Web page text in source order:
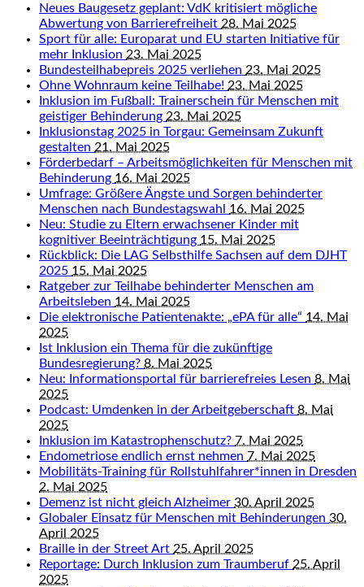
Neues Baugesetz geplant: VdK kritisiert mögliche
Abwertung von Barrierefreiheit 28. Mai 2025
Sport für alle: Europarat und EU starten Initiative für
mehr Inklusion 23. Mai 2025
Bundesteilhabepreis 2025 verliehen 23. Mai 2025
Ohne Wohnraum keine Teilhabe! 23. Mai 2025
Inklusion im Fußball: Trainerschein für Menschen mit
geistiger Behinderung 23. Mai 2025
Inklusionstag 2025 in Torgau: Gemeinsam Zukunft
gestalten 21. Mai 2025
Förderbedarf – Arbeitsmöglichkeiten für Menschen mit
Behinderung 16. Mai 2025
Umfrage: Größere Ängste und Sorgen behinderter
Menschen nach Bundestagswahl 16. Mai 2025
Neu: Studie zu Eltern erwachsener Kinder mit
kognitiver Beeinträchtigung 15. Mai 2025
Rückblick: Die LAG Selbsthilfe Sachsen auf dem DJHT
2025 15. Mai 2025
Ratgeber zur Teilhabe behinderter Menschen am
Arbeitsleben 14. Mai 2025
Die elektronische Patientenakte: „ePA für alle“ 14. Mai
2025
Ist Inklusion ein Thema für die zukünftige
Bundesregierung? 8. Mai 2025
Neu: Informationsportal für barrierefreies Lesen 8. Mai
2025
Podcast: Umdenken in der Arbeitgeberschaft 8. Mai
2025
Inklusion im Katastrophenschutz? 7. Mai 2025
Endometriose endlich ernst nehmen 7. Mai 2025
Mobilitäts-Training für Rollstuhlfahrer*innen in Dresden
2. Mai 2025
Demenz ist nicht gleich Alzheimer 30. April 2025
Globaler Einsatz für Menschen mit Behinderungen 30.
April 2025
Braille in der Street Art 25. April 2025
Reportage: Durch Inklusion zum Traumberuf 25. April
2025